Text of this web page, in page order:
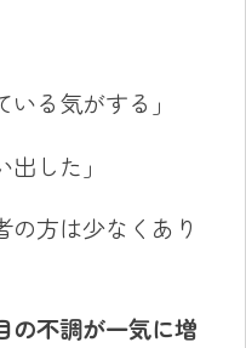
いる気がする」
した」
の方は少なくあり
の不調が一気に増